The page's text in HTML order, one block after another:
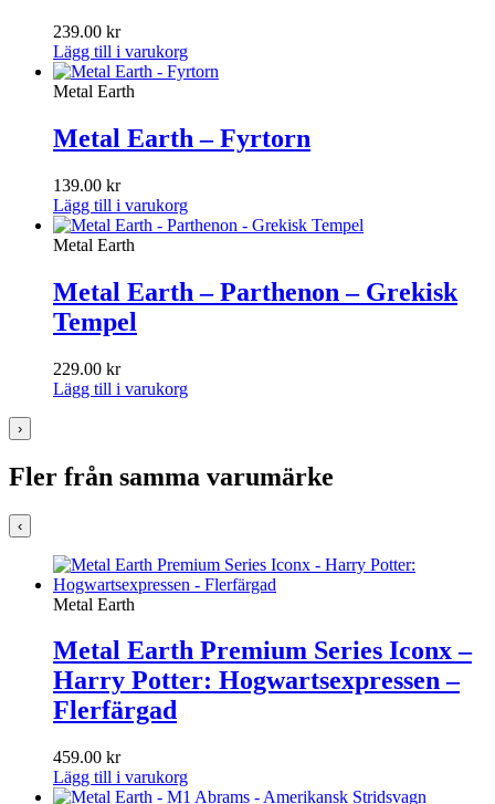
239.00 kr
Lägg till i varukorg
Metal Earth
Metal Earth – Fyrtorn
139.00 kr
Lägg till i varukorg
Metal Earth
Metal Earth – Parthenon – Grekisk
Tempel
229.00 kr
Lägg till i varukorg
›
Fler från samma varumärke
‹
Metal Earth
Metal Earth Premium Series Iconx –
Harry Potter: Hogwartsexpressen –
Flerfärgad
459.00 kr
Lägg till i varukorg